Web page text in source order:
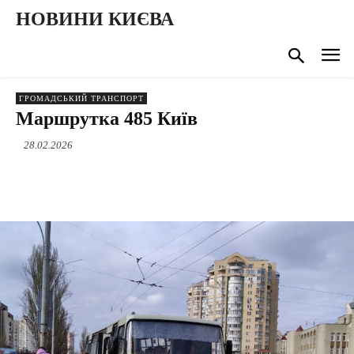
НОВИНИ КИЄВА
ГРОМАДСЬКИЙ ТРАНСПОРТ
Маршрутка 485 Київ
28.02.2026